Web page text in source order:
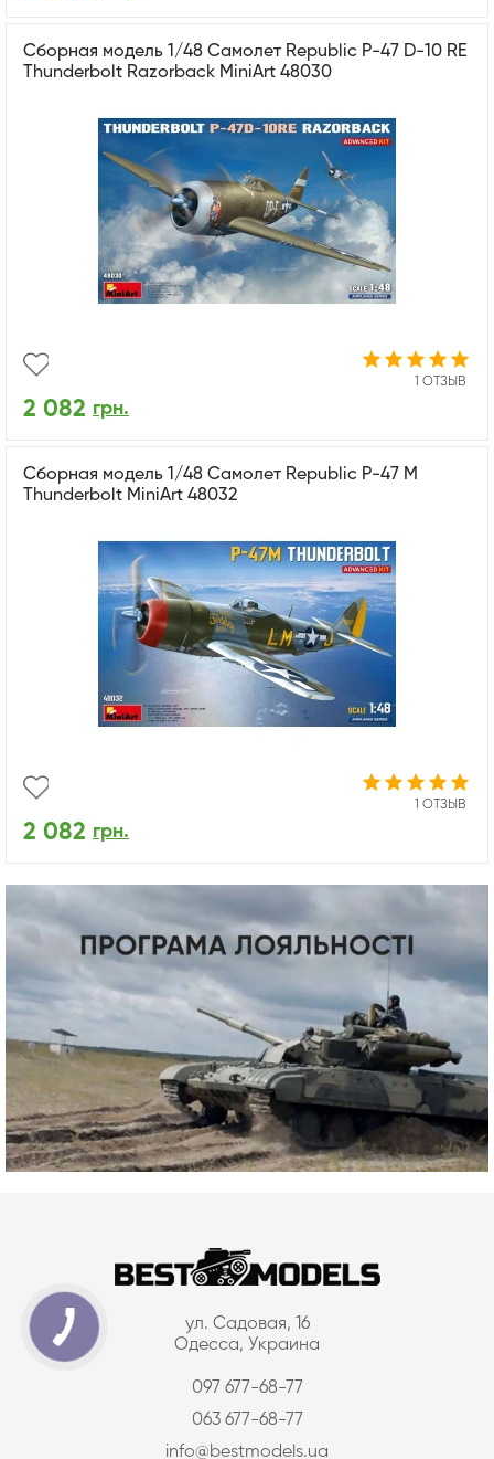
Сборная модель 1/48 Самолет Republic P-47 D-10 RE
Thunderbolt Razorback MiniArt 48030
1 ОТЗЫВ
2 082 грн.
Сборная модель 1/48 Самолет Republic P-47 M
Thunderbolt MiniArt 48032
1 ОТЗЫВ
2 082 грн.
ул. Садовая, 16
Одесса, Украина
097 677-68-77
063 677-68-77
info@bestmodels.ua